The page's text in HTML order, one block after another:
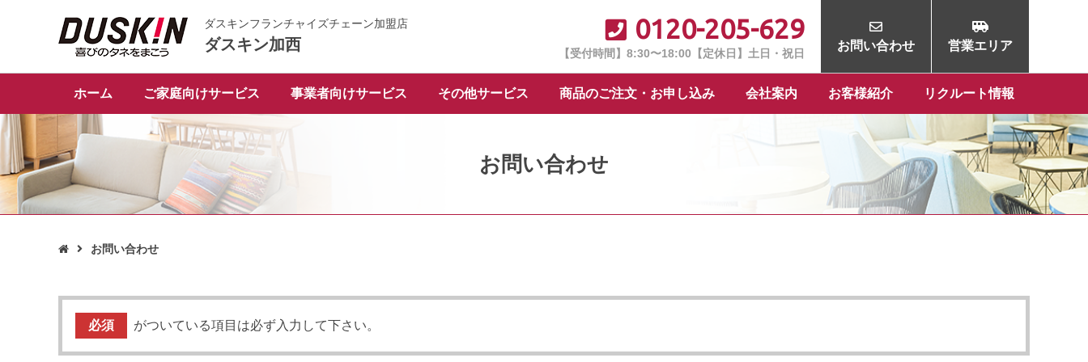
ダスキンフランチャイズチェーン加盟店
ダスキン加西
0120-205-629
【受付時間】8:30〜18:00【定休日】土日・祝日
お問い合わせ 営業エリア
ホーム ご家庭向けサービス 事業者向けサービス その他サービス 商品のご注文・お申し込み 会社案内 お客様紹介 リクルート情報
お問い合わせ
 お問い合わせ
必須 がついている項目は必ず入力して下さい。